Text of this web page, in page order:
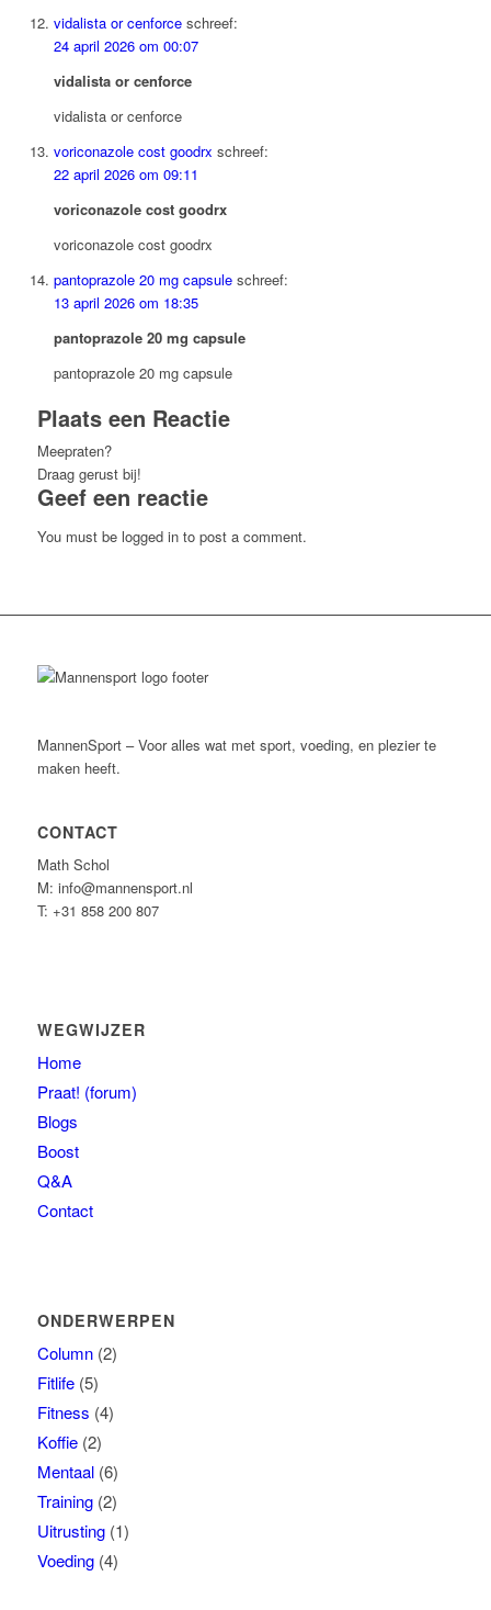
vidalista or cenforce schreef:
24 april 2026 om 00:07
vidalista or cenforce
vidalista or cenforce
voriconazole cost goodrx schreef:
22 april 2026 om 09:11
voriconazole cost goodrx
voriconazole cost goodrx
pantoprazole 20 mg capsule schreef:
13 april 2026 om 18:35
pantoprazole 20 mg capsule
pantoprazole 20 mg capsule
Plaats een Reactie
Meepraten?
Draag gerust bij!
Geef een reactie
You must be logged in to post a comment.
MannenSport – Voor alles wat met sport, voeding, en plezier te
maken heeft.
CONTACT
Math Schol
M: info@mannensport.nl
T: +31 858 200 807
WEGWIJZER
Home
Praat! (forum)
Blogs
Boost
Q&A
Contact
ONDERWERPEN
Column(2)
Fitlife(5)
Fitness (4)
Koffie(2)
Mentaal(6)
Training(2)
Uitrusting(1)
Voeding(4)